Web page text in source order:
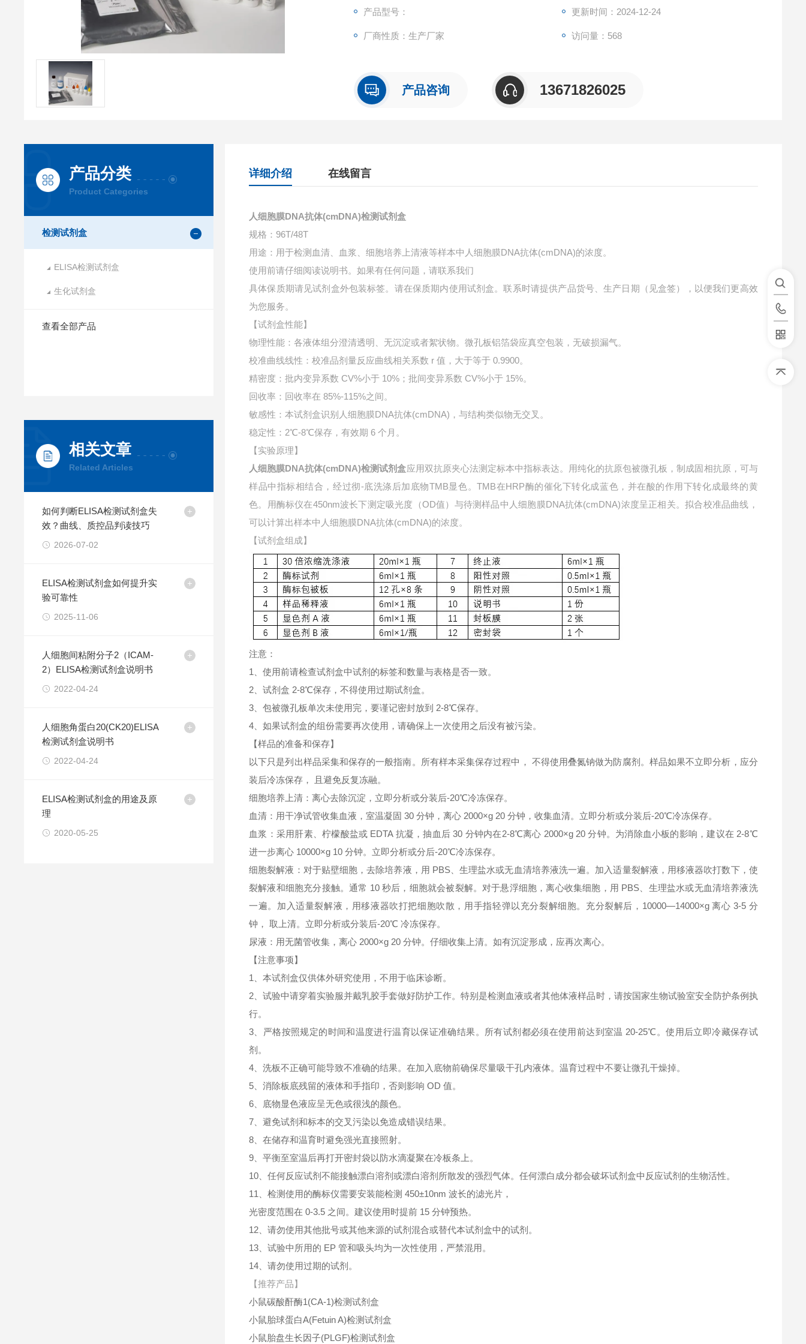
产品型号： 更新时间：2024-12-24
厂商性质：生产厂家 访问量：568
产品咨询 13671826025
产品分类
Product Categories
检测试剂盒
ELISA检测试剂盒
生化试剂盒
查看全部产品
相关文章
Related Articles
如何判断ELISA检测试剂盒失
效？曲线、质控品判读技巧
2026-07-02
ELISA检测试剂盒如何提升实
验可靠性
2025-11-06
人细胞间粘附分子2（ICAM-
2）ELISA检测试剂盒说明书
2022-04-24
人细胞角蛋白20(CK20)ELISA
检测试剂盒说明书
2022-04-24
ELISA检测试剂盒的用途及原
理
2020-05-25
详细介绍 在线留言
人细胞膜DNA抗体(cmDNA)检测试剂盒
规格：96T/48T
用途：用于检测血清、血浆、细胞培养上清液等样本中 人细胞膜DNA抗体(cmDNA)的浓度。
使用前请仔细阅读说明书。如果有任何问题，请联系我们
具体保质期请见试剂盒外包装标签。请在保质期内使用试剂盒。联系时请提供产品货号、生产日期（见盒签），以便我们更高效
为您服务。
【试剂盒性能】
物理性能：各液体组分澄清透明、无沉淀或者絮状物。微孔板铝箔袋应真空包装，无破损漏气。
校准曲线线性：校准品剂量反应曲线相关系数 r 值，大于等于 0.9900。
精密度：批内变异系数 CV%小于 10%；批间变异系数 CV%小于 15%。
回收率：回收率在 85%-115%之间。
敏感性：本试剂盒识别人细胞膜DNA抗体(cmDNA)，与结构类似物无交叉。
稳定性：2℃-8℃保存，有效期 6 个月。
【实验原理】
人细胞膜DNA抗体(cmDNA)检测试剂盒应用双抗原夹心法测定标本中指标表达。用纯化的抗原包被微孔板，制成固相抗原，可与
样品中指标相结合，经过彻-底洗涤后加底物TMB显色。TMB在HRP酶的催化下转化成蓝色，并在酸的作用下转化成最终的黄
色。用酶标仪在450nm波长下测定吸光度（OD值）与待测样品中 人细胞膜DNA抗体(cmDNA)浓度呈正相关。拟合校准品曲线，
可以计算出样本中 人细胞膜DNA抗体(cmDNA)的浓度。
【试剂盒组成】
注意：
1、使用前请检查试剂盒中试剂的标签和数量与表格是否一致。
2、试剂盒 2-8℃保存，不得使用过期试剂盒。
3、包被微孔板单次未使用完，要谨记密封放到 2-8℃保存。
4、如果试剂盒的组份需要再次使用，请确保上一次使用之后没有被污染。
【样品的准备和保存】
以下只是列出样品采集和保存的一般指南。所有样本采集保存过程中， 不得使用叠氮钠做为防腐剂。样品如果不立即分析，应分
装后冷冻保存， 且避免反复冻融。
细胞培养上清：离心去除沉淀，立即分析或分装后-20℃冷冻保存。
血清：用干净试管收集血液，室温凝固 30 分钟，离心 2000×g 20 分钟，收集血清。立即分析或分装后-20℃冷冻保存。
血浆：采用肝素、柠檬酸盐或 EDTA 抗凝，抽血后 30 分钟内在2-8℃离心 2000×g 20 分钟。为消除血小板的影响，建议在 2-8℃
进一步离心 10000×g 10 分钟。立即分析或分后-20℃冷冻保存。
细胞裂解液：对于贴壁细胞，去除培养液，用 PBS、生理盐水或无血清培养液洗一遍。加入适量裂解液，用移液器吹打数下，使
裂解液和细胞充分接触。通常 10 秒后，细胞就会被裂解。对于悬浮细胞，离心收集细胞，用 PBS、生理盐水或无血清培养液洗
一遍。加入适量裂解液，用移液器吹打把细胞吹散，用手指轻弹以充分裂解细胞。充分裂解后，10000—14000×g 离心 3-5 分
钟， 取上清。立即分析或分装后-20℃ 冷冻保存。
尿液：用无菌管收集，离心 2000×g 20 分钟。仔细收集上清。如有沉淀形成，应再次离心。
【注意事项】
1、本试剂盒仅供体外研究使用，不用于临床诊断。
2、试验中请穿着实验服并戴乳胶手套做好防护工作。特别是检测血液或者其他体液样品时，请按国家生物试验室安全防护条例执
行。
3、严格按照规定的时间和温度进行温育以保证准确结果。所有试剂都必须在使用前达到室温 20-25℃。使用后立即冷藏保存试
剂。
4、洗板不正确可能导致不准确的结果。在加入底物前确保尽量吸干孔内液体。温育过程中不要让微孔干燥掉。
5、消除板底残留的液体和手指印，否则影响 OD 值。
6、底物显色液应呈无色或很浅的颜色。
7、避免试剂和标本的交叉污染以免造成错误结果。
8、在储存和温育时避免强光直接照射。
9、平衡至室温后再打开密封袋以防水滴凝聚在冷板条上。
10、任何反应试剂不能接触漂白溶剂或漂白溶剂所散发的强烈气体。任何漂白成分都会破坏试剂盒中反应试剂的生物活性。
11、检测使用的酶标仪需要安装能检测 450±10nm 波长的滤光片，
光密度范围在 0-3.5 之间。建议使用时提前 15 分钟预热。
12、请勿使用其他批号或其他来源的试剂混合或替代本试剂盒中的试剂。
13、试验中所用的 EP 管和吸头均为一次性使用，严禁混用。
14、请勿使用过期的试剂。
【推荐产品】
小鼠碳酸酐酶1(CA-1)检测试剂盒
小鼠胎球蛋白A(Fetuin A)检测试剂盒
小鼠胎盘生长因子(PLGF)检测试剂盒